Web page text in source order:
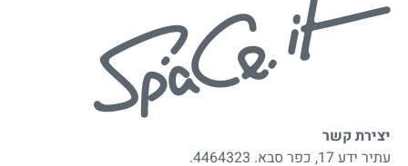
יצירת קשר
עתיר ידע 17, כפר סבא. 4464323.